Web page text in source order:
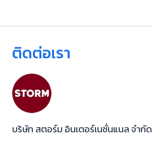
ติดต่อเรา
บริษัท สตอร์ม อินเตอร์เนชั่นแนล จำกัด